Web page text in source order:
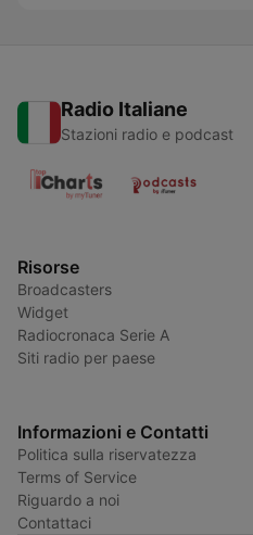
Radio Italiane
Stazioni radio e podcast
Risorse
Broadcasters
Widget
Radiocronaca Serie A
Siti radio per paese
Informazioni e Contatti
Politica sulla riservatezza
Terms of Service
Riguardo a noi
Contattaci